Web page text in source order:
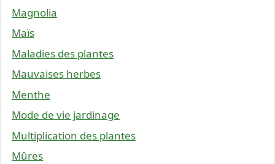
Magnolia
Maïs
Maladies des plantes
Mauvaises herbes
Menthe
Mode de vie jardinage
Multiplication des plantes
Mûres